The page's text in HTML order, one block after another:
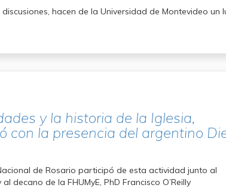
hacen de la Universidad de Montevideo un
y la historia de la Iglesia,
con la presencia del argentino
de Rosario participó de esta actividad junto al
decano de la FHUMyE, PhD Francisco O’Reilly